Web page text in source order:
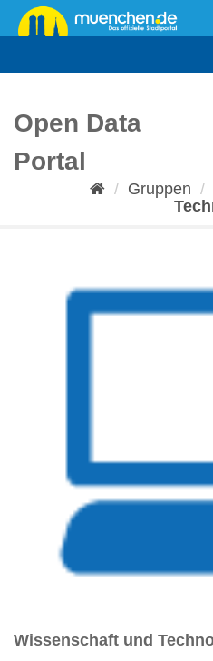
Überspringen
zum
Open Data
Portal
Gruppen
Wissenschaft und